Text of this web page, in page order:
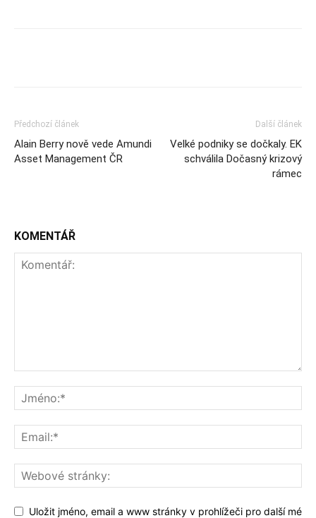
Předchozí článek
Alain Berry nově vede Amundi
Asset Management ČR
Další článek
Velké podniky se dočkaly. EK
schválila Dočasný krizový
rámec
KOMENTÁŘ
Uložit jméno, email a www stránky v prohlížeči pro další mé